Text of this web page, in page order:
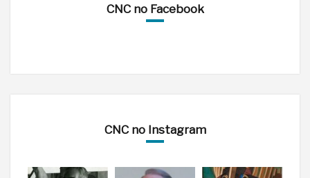
CNC no Facebook
CNC no Instagram